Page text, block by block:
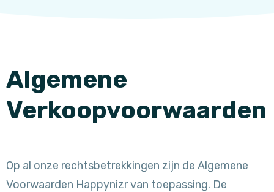
Algemene
Verkoopvoorwaarden
Op al onze rechtsbetrekkingen zijn de Algemene
Voorwaarden Happynizr van toepassing. De